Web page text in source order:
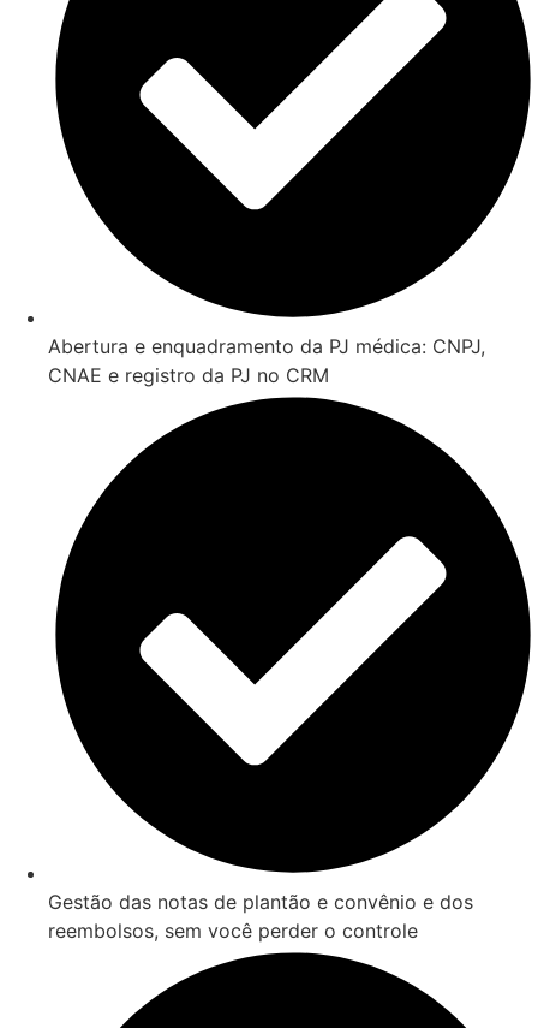
Abertura e enquadramento da PJ médica: CNPJ,
CNAE e registro da PJ no CRM
Gestão das notas de plantão e convênio e dos
reembolsos, sem você perder o controle